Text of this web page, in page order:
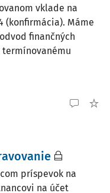
vklade na
(konfirmácia). Máme
finančných
príspevok na
na účet